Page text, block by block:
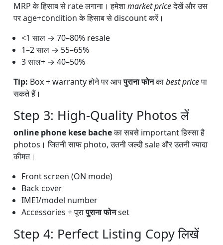
MRP के हिसाब से rate लगाना। हमेशाmarket priceदेखें और उस
पर age+condition के हिसाब से discount करें।
<1 साल → 70–80% resale
1–2 साल → 55–65%
3 साल+ → 40–50%
Tip: Box + warranty होने पर आपपुराना फोनकाbest priceपा
सकते हैं।
Step 3: High-Quality Photos लें
online phone kese bacheका सबसे important हिस्सा है
photos। जितनी साफ photo, उतनी जल्दी sale और उतनी ज्यादा
कीमत।
Front screen (ON mode)
Back cover
IMEI/model number
Accessories + पूरापुराना फोनset
Step 4: Perfect Listing Copy लिखें